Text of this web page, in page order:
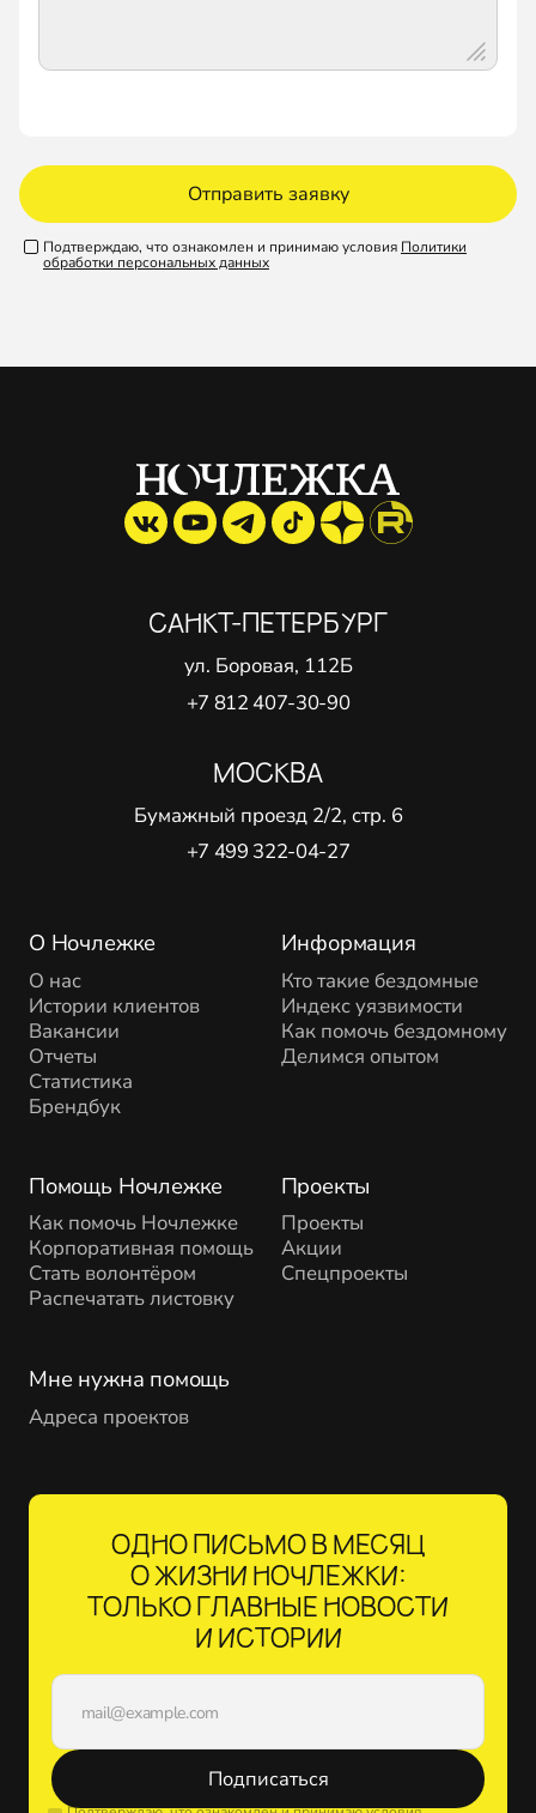
Отправить заявку
Подтверждаю, что ознакомлен и принимаю условия Политики
обработки персональных данных
О Ночлежке
О нас
Истории клиентов
Вакансии
Отчеты
Статистика
Брендбук
Помощь Ночлежке
Как помочь Ночлежке
Корпоративная помощь
Стать волонтёром
Распечатать листовку
Проекты
Проекты
Акции
Спецпроекты
Информация
Кто такие бездомные
Индекс уязвимости
Как помочь бездомному
Делимся опытом
Мне нужна помощь
Адреса проектов
САНКТ-ПЕТЕРБУРГ
ул. Боровая, 112Б
+7 812 407-30-90
МОСКВА
Бумажный проезд 2/2, стр. 6
+7 499 322-04-27
ОДНО ПИСЬМО В МЕСЯЦ
О ЖИЗНИ НОЧЛЕЖКИ:
ТОЛЬКО ГЛАВНЫЕ НОВОСТИ
И ИСТОРИИ
Подписаться